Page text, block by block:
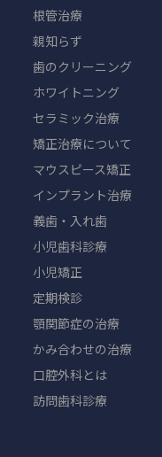
根管治療
親知らず
歯のクリーニング
ホワイトニング
セラミック治療
矯正治療について
マウスピース矯正
インプラント治療
義歯・入れ歯
小児歯科診療
小児矯正
定期検診
顎関節症の治療
かみ合わせの治療
口腔外科とは
訪問歯科診療